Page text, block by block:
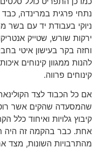
נתחי פרגית במרינדה, כבד
ניוקי בעבודת יד עם בשר
ירקות שורש, שטייק
וחזה בקר בעישון איטי
להנות ממגוון קינוחים
קינוחים פרווה.
אם כל הכבוד לצד
שהמסעדה שהקים אשר רוט
קיבוץ גלויות ואיחוד כלל
אחת. כבר בהקמה זה היה
מהתרבויות השונות, מצד